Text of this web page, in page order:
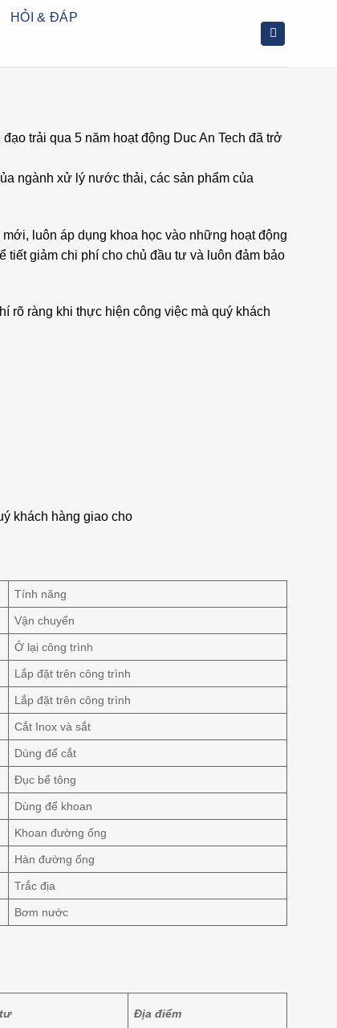
HỎI & ĐÁP
trải qua 5 năm hoạt động Duc An Tech đã trở
ngành xử lý nước thải, các sản phẩm của
luôn áp dụng khoa học vào những hoạt động
tiết giảm chi phí cho chủ đầu tư và luôn đảm bảo
rõ ràng khi thực hiện công việc mà quý khách
khách hàng giao cho
Tính năng
Vận chuyển
Ở lại công trình
Lắp đặt trên công trình
Lắp đặt trên công trình
Cắt Inox và sắt
Dùng để cắt
Đục bể tông
Dùng để khoan
Khoan đường ống
Hàn đường ống
Trắc địa
Bơm nước
Địa điểm